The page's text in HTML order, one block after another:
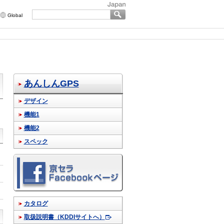
Global
あんしんGPS
デザイン
機能1
機能2
スペック
カタログ
取扱説明書（KDDIサイトへ）